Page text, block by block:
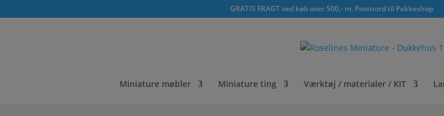
GRATIS FRAGT ved køb over 500,- m. Postnord til Pakkeshop
Miniature møbler Miniature ting Værktøj / materialer / KIT